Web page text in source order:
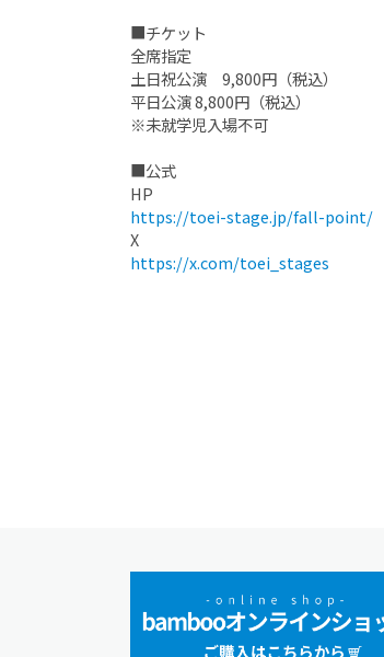
■チケット
全席指定
土日祝公演 9,800円（税込）
平日公演 8,800円（税込）
※未就学児入場不可
■公式
HP
https://toei-stage.jp/fall-point/
X
https://x.com/toei_stages